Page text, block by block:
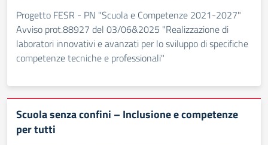
Progetto FESR - PN "Scuola e Competenze 2021-2027"
Avviso prot.88927 del 03/06&2025 "Realizzazione di
laboratori innovativi e avanzati per lo sviluppo di specifiche
competenze tecniche e professionali"
Scuola senza confini – Inclusione e competenze
per tutti